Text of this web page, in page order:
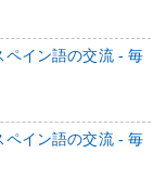
ペイン語の交流 - 毎
ペイン語の交流 - 毎